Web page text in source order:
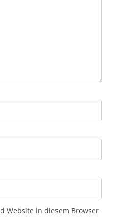
Website in diesem Browser